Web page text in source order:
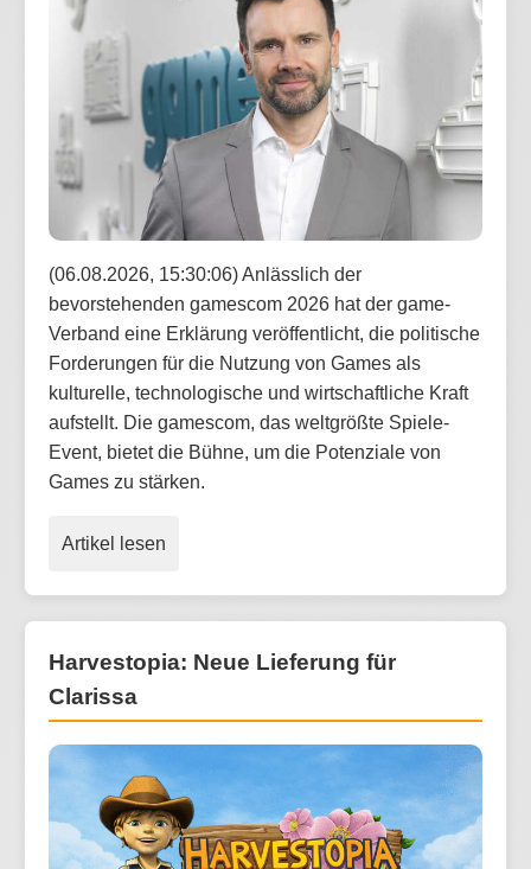
(06.08.2026, 15:30:06) Anlässlich der
bevorstehenden gamescom 2026 hat der game-
Verband eine Erklärung veröffentlicht, die politische
Forderungen für die Nutzung von Games als
kulturelle, technologische und wirtschaftliche Kraft
aufstellt. Die gamescom, das weltgrößte Spiele-
Event, bietet die Bühne, um die Potenziale von
Games zu stärken.
Artikel lesen
Harvestopia: Neue Lieferung für
Clarissa